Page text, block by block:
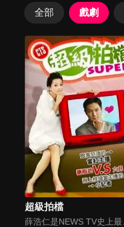
全部 戲劇
超級拍檔